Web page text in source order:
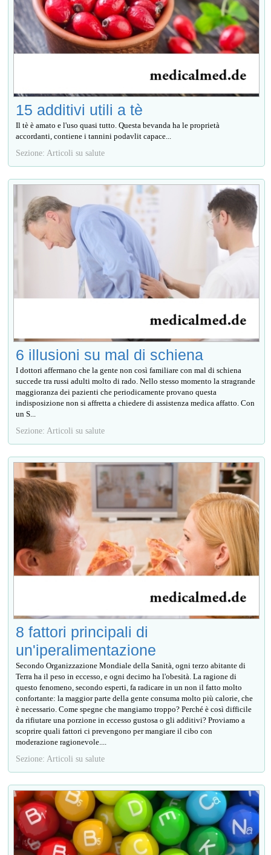
15 additivi utili a tè
Il tè è amato e l'uso quasi tutto. Questa bevanda ha le proprietà
accordanti, contiene i tannini podavlit capace...
Sezione: Articoli su salute
6 illusioni su mal di schiena
I dottori affermano che la gente non così familiare con mal di schiena
succede tra russi adulti molto di rado. Nello stesso momento la stragrande
maggioranza dei pazienti che periodicamente provano questa
indisposizione non si affretta a chiedere di assistenza medica affatto. Con
un S...
Sezione: Articoli su salute
8 fattori principali di
un'iperalimentazione
Secondo Organizzazione Mondiale della Sanità, ogni terzo abitante di
Terra ha il peso in eccesso, e ogni decimo ha l'obesità. La ragione di
questo fenomeno, secondo esperti, fa radicare in un non il fatto molto
confortante: la maggior parte della gente consuma molto più calorie, che
è necessario. Come spegne che mangiamo troppo? Perché è così difficile
da rifiutare una porzione in eccesso gustosa o gli additivi? Proviamo a
scoprire quali fattori ci prevengono per mangiare il cibo con
moderazione ragionevole....
Sezione: Articoli su salute